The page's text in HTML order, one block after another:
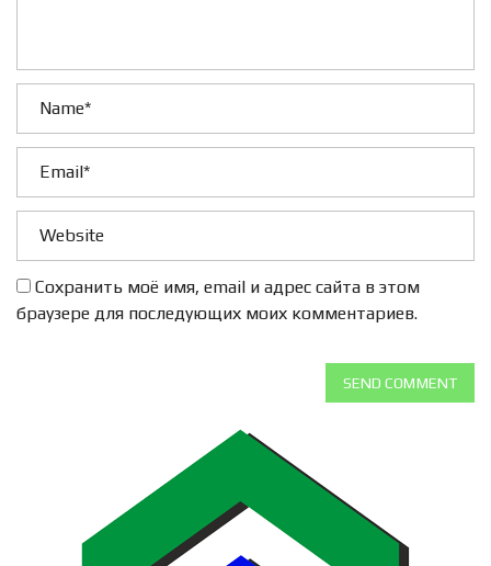
Сохранить моё имя, email и адрес сайта в этом
браузере для последующих моих комментариев.
SEND COMMENT